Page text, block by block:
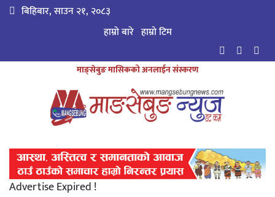
बिहिबार, साउन २१, २०८३
हाम्रो बारे हाम्राे टिम
माङ्सेबुङ मासिकको अनलाईन संस्करण
Advertise Expired !